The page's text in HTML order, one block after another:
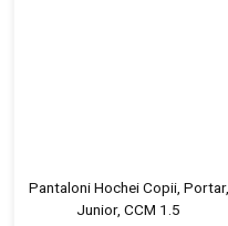
Pantaloni Hochei Copii, Portar,
Junior, CCM 1.5